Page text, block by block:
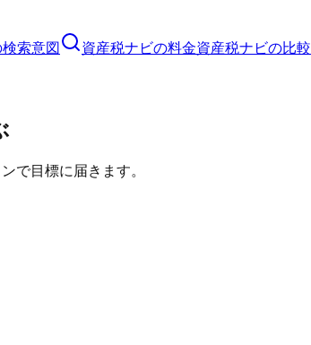
索意図 資産税ナビの料金資産税ナビの比較
で目標に届きます。